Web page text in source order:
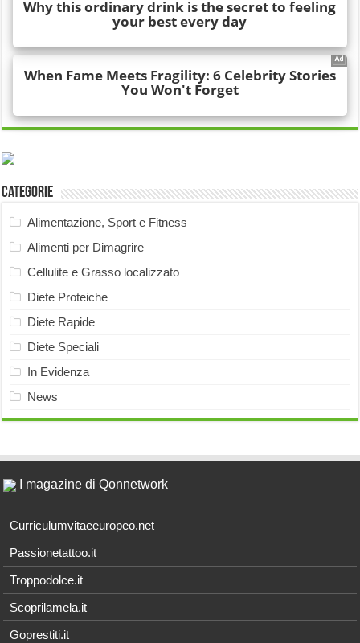
Categorie
Alimentazione, Sport e Fitness
Alimenti per Dimagrire
Cellulite e Grasso localizzato
Diete Proteiche
Diete Rapide
Diete Speciali
In Evidenza
News
I magazine di Qonnetwork
Curriculumvitaeeuropeo.net
Passionetattoo.it
Troppodolce.it
Scoprilamela.it
Goprestiti.it